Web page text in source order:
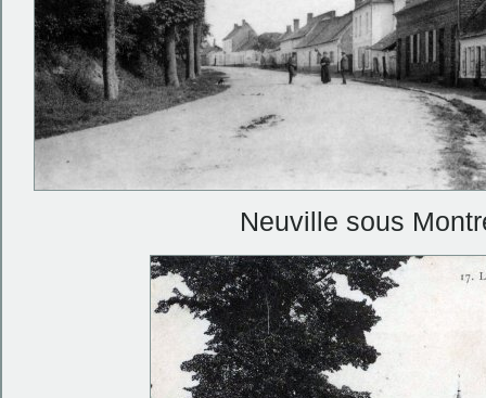
Neuville sous